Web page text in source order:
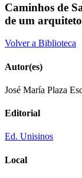
Caminhos de
de um arquiteto
Volver a Biblioteca
Autor(es)
José María Plaza
Editorial
Ed. Unisinos
Local